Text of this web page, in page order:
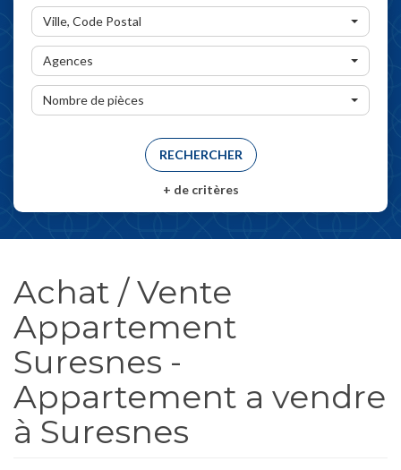
Ville, Code Postal
Agences
Nombre de pièces
+ de critères
Achat / Vente
Appartement
Suresnes -
Appartement a vendre
à Suresnes